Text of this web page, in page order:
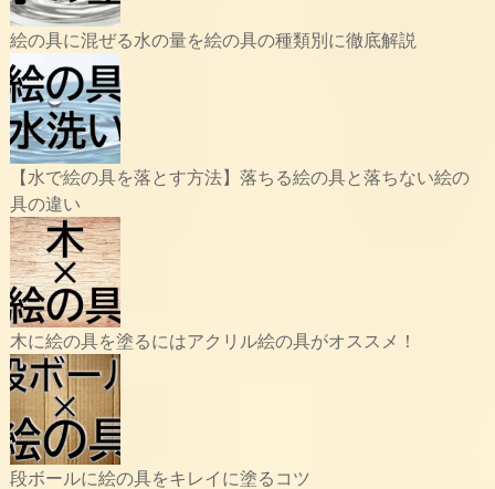
絵の具に混ぜる水の量を絵の具の種類別に徹底解説
【水で絵の具を落とす方法】落ちる絵の具と落ちない絵の
具の違い
木に絵の具を塗るにはアクリル絵の具がオススメ！
段ボールに絵の具をキレイに塗るコツ